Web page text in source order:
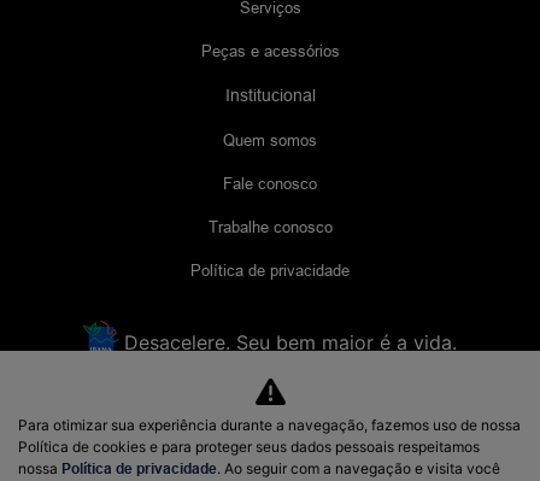
Serviços
Peças e acessórios
Institucional
Quem somos
Fale conosco
Trabalhe conosco
Política de privacidade
Desacelere. Seu bem maior é a vida.
Lyra comércio de Veículos
48.956.621/0001-70
Para otimizar sua experiência durante a navegação, fazemos uso de nossa
Política de cookies e para proteger seus dados pessoais respeitamos
nossa Política de privacidade. Ao seguir com a navegação e visita você